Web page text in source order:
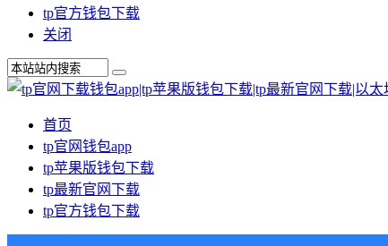
tp官方钱包下载
关闭
首页
tp官网钱包app
tp苹果版钱包下载
tp最新官网下载
tp官方钱包下载